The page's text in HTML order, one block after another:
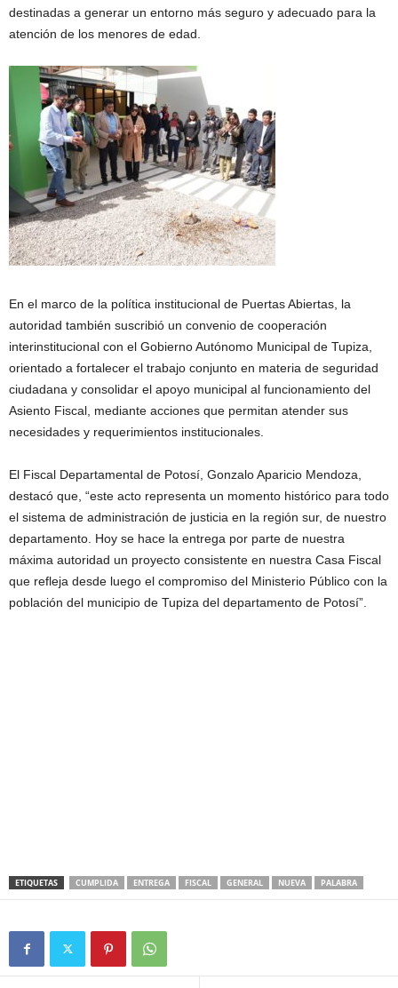
destinadas a generar un entorno más seguro y adecuado para la
atención de los menores de edad.
En el marco de la política institucional de Puertas Abiertas, la
autoridad también suscribió un convenio de cooperación
interinstitucional con el Gobierno Autónomo Municipal de Tupiza,
orientado a fortalecer el trabajo conjunto en materia de seguridad
ciudadana y consolidar el apoyo municipal al funcionamiento del
Asiento Fiscal, mediante acciones que permitan atender sus
necesidades y requerimientos institucionales.
El Fiscal Departamental de Potosí, Gonzalo Aparicio Mendoza,
destacó que, “este acto representa un momento histórico para todo
el sistema de administración de justicia en la región sur, de nuestro
departamento. Hoy se hace la entrega por parte de nuestra
máxima autoridad un proyecto consistente en nuestra Casa Fiscal
que refleja desde luego el compromiso del Ministerio Público con la
población del municipio de Tupiza del departamento de Potosí”.
ETIQUETAS CUMPLIDA ENTREGA FISCAL GENERAL NUEVA PALABRA